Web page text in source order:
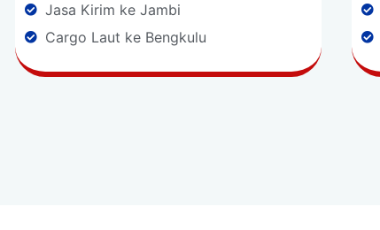
Jasa Kirim ke Jambi
Cargo Laut ke Bengkulu